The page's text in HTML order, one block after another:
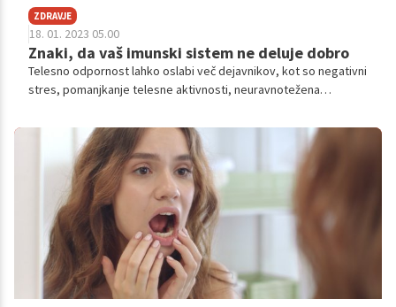
ZDRAVJE
18. 01. 2023 05.00
Znaki, da vaš imunski sistem ne deluje dobro
Telesno odpornost lahko oslabi več dejavnikov, kot so negativni
stres, pomanjkanje telesne aktivnosti, neuravnotežena
naporen delovnik, uživanje večjih količin alkohola, kronične
bolezni in zdravila, ki delujejo na imunski sitem oz. motijo
njegovo delovanje.